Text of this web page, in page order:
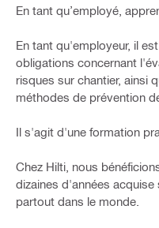
En tant qu’employé,
En tant qu'employeur, il
obligations concernant
risques sur chantier, ainsi
méthodes de prévention
Il s'agit d'une formation
Chez Hilti, nous
dizaines d'années
partout dans le monde.